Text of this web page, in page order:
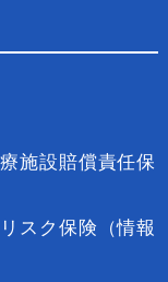
施設賠償責任保
スク保険（情報